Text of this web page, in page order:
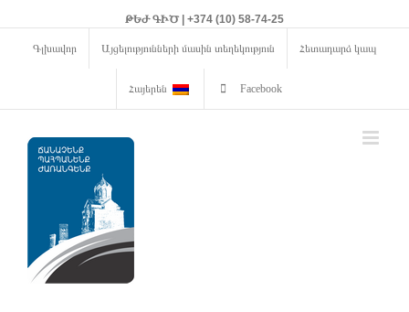
ԹԵԺ ԳԻԾ | +374 (10) 58-74-25
Գլխավոր Այցելությունների մասին տեղեկություն Հետադարձ կապ
Հայերեն Facebook